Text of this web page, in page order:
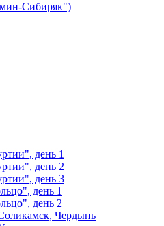
Сибиряк")
день 1
день 2
день 3
день 1
день 2
Чердынь